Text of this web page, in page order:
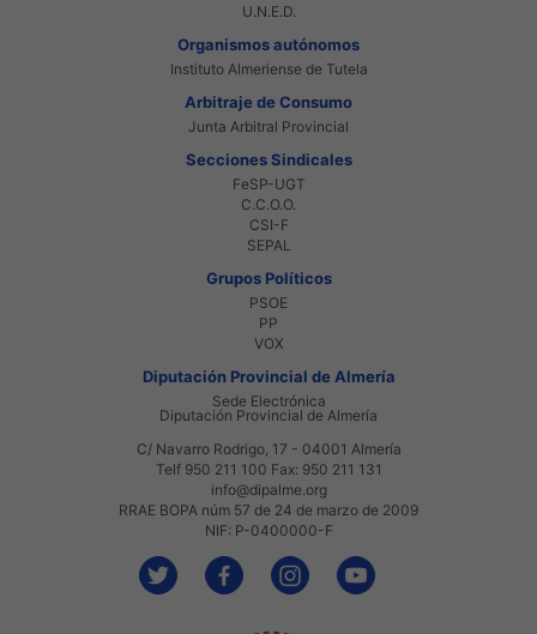
U.N.E.D.
Organismos autónomos
Instituto Almeriense de Tutela
Arbitraje de Consumo
Junta Arbitral Provincial
Secciones Sindicales
FeSP-UGT
C.C.O.O.
CSI-F
SEPAL
Grupos Políticos
PSOE
PP
VOX
Diputación Provincial de Almería
Sede Electrónica
Diputación Provincial de Almería
C/ Navarro Rodrigo, 17 - 04001 Almería
Telf 950 211 100 Fax: 950 211 131
info@dipalme.org
RRAE BOPA núm 57 de 24 de marzo de 2009
NIF: P-0400000-F